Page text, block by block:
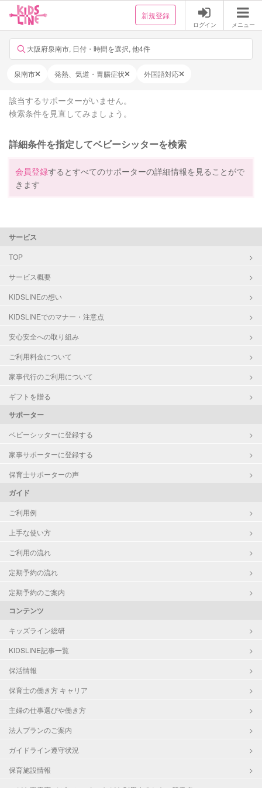
新規登録
ログイン メニュー
大阪府泉南市, 日付・時間を選択, 他4件
泉南市 発熱、気道・胃腸症状 外国語対応
該当するサポーターがいません。
検索条件を見直してみましょう。
詳細条件を指定してベビーシッターを検索
会員登録するとすべてのサポーターの詳細情報を見ることがで
きます
サービス
TOP
サービス概要
KIDSLINEの想い
KIDSLINEでのマナー・注意点
安心安全への取り組み
ご利用料金について
家事代行のご利用について
ギフトを贈る
サポーター
ベビーシッターに登録する
家事サポーターに登録する
保育士サポーターの声
ガイド
ご利用例
上手な使い方
ご利用の流れ
定期予約の流れ
定期予約のご案内
コンテンツ
キッズライン総研
KIDSLINE記事一覧
保活情報
保育士の働き方 キャリア
主婦の仕事選びや働き方
法人プランのご案内
ガイドライン遵守状況
保育施設情報